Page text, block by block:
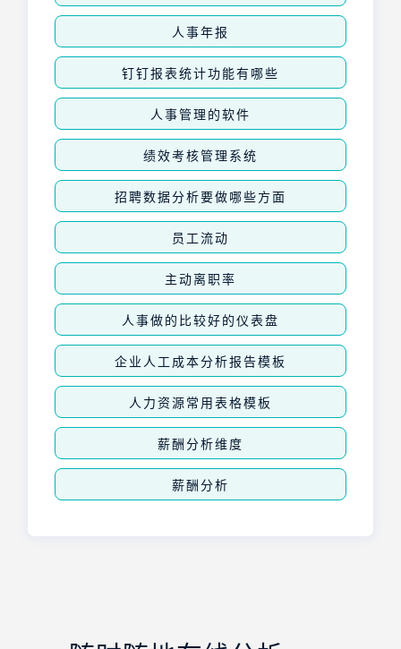
人事年报
钉钉报表统计功能有哪些
人事管理的软件
绩效考核管理系统
招聘数据分析要做哪些方面
员工流动
主动离职率
人事做的比较好的仪表盘
企业人工成本分析报告模板
人力资源常用表格模板
薪酬分析维度
薪酬分析